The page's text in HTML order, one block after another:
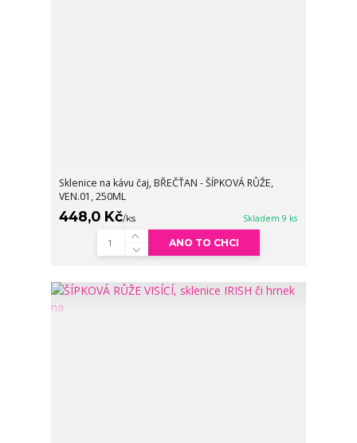
Sklenice na kávu čaj, BŘEČŤAN - ŠÍPKOVÁ RŮŽE,
VEN.01, 250ML
448,0 Kč/ks Skladem 9 ks
ANO TO CHCI